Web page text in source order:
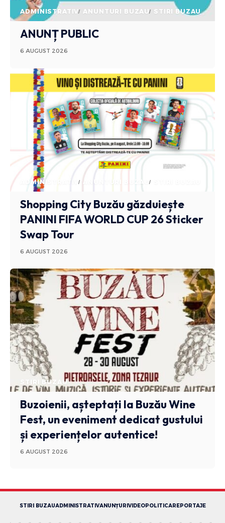
ADMINISTRATIV ANUNTURI BUZAU STIRI BUZAU
ANUNȚ PUBLIC
6 AUGUST 2026
ADMINISTRATIV ANUNTURI BUZAU
Shopping City Buzău găzduiește
PANINI FIFA WORLD CUP 26 Sticker
Swap Tour
6 AUGUST 2026
STIRI BUZAU
Buzoienii, așteptați la Buzău Wine
Fest, un eveniment dedicat gustului
și experiențelor autentice!
6 AUGUST 2026
STIRI BUZAUADMINISTRATIVANUNȚURI VIDEOPOLITICAREPORTAJE